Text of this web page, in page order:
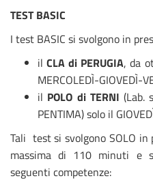
TEST BASIC
I test BASIC si svolgono in
ilCLA di PERUGIA, da
MERCOLEDÌ-GIOVEDÌ-
il POLO di TERNI (Lab.
PENTIMA) solo il
Tali test si svolgono SOLO in
massima di 110 minuti e
seguenti competenze: